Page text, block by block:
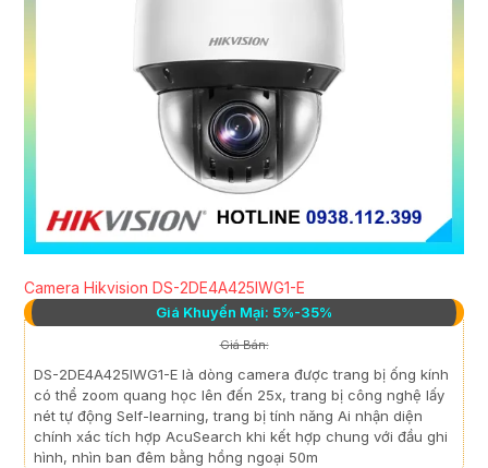
Camera Hikvision DS-2DE4A425IWG1-E
Giá Khuyến Mại: 5%-35%
Giá Bán:
DS-2DE4A425IWG1-E là dòng camera được trang bị ống kính
có thể zoom quang học lên đến 25x, trang bị công nghệ lấy
nét tự động Self-learning, trang bị tính năng Ai nhận diện
chính xác tích hợp AcuSearch khi kết hợp chung với đầu ghi
hình, nhìn ban đêm bằng hồng ngoại 50m